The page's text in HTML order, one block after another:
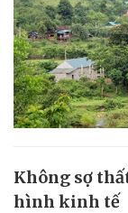
Không sợ
hình kinh tế